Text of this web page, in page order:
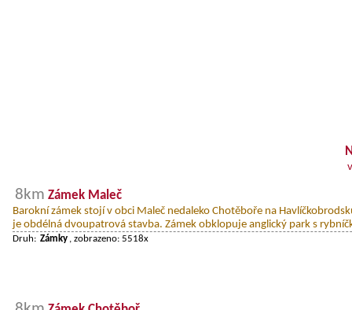
8km Zámek Maleč
Barokní zámek stojí v obci Maleč nedaleko Chotěboře na
je obdélná dvoupatrová stavba. Zámek obklopuje anglický park s
Druh: Zámky , zobrazeno: 5518x